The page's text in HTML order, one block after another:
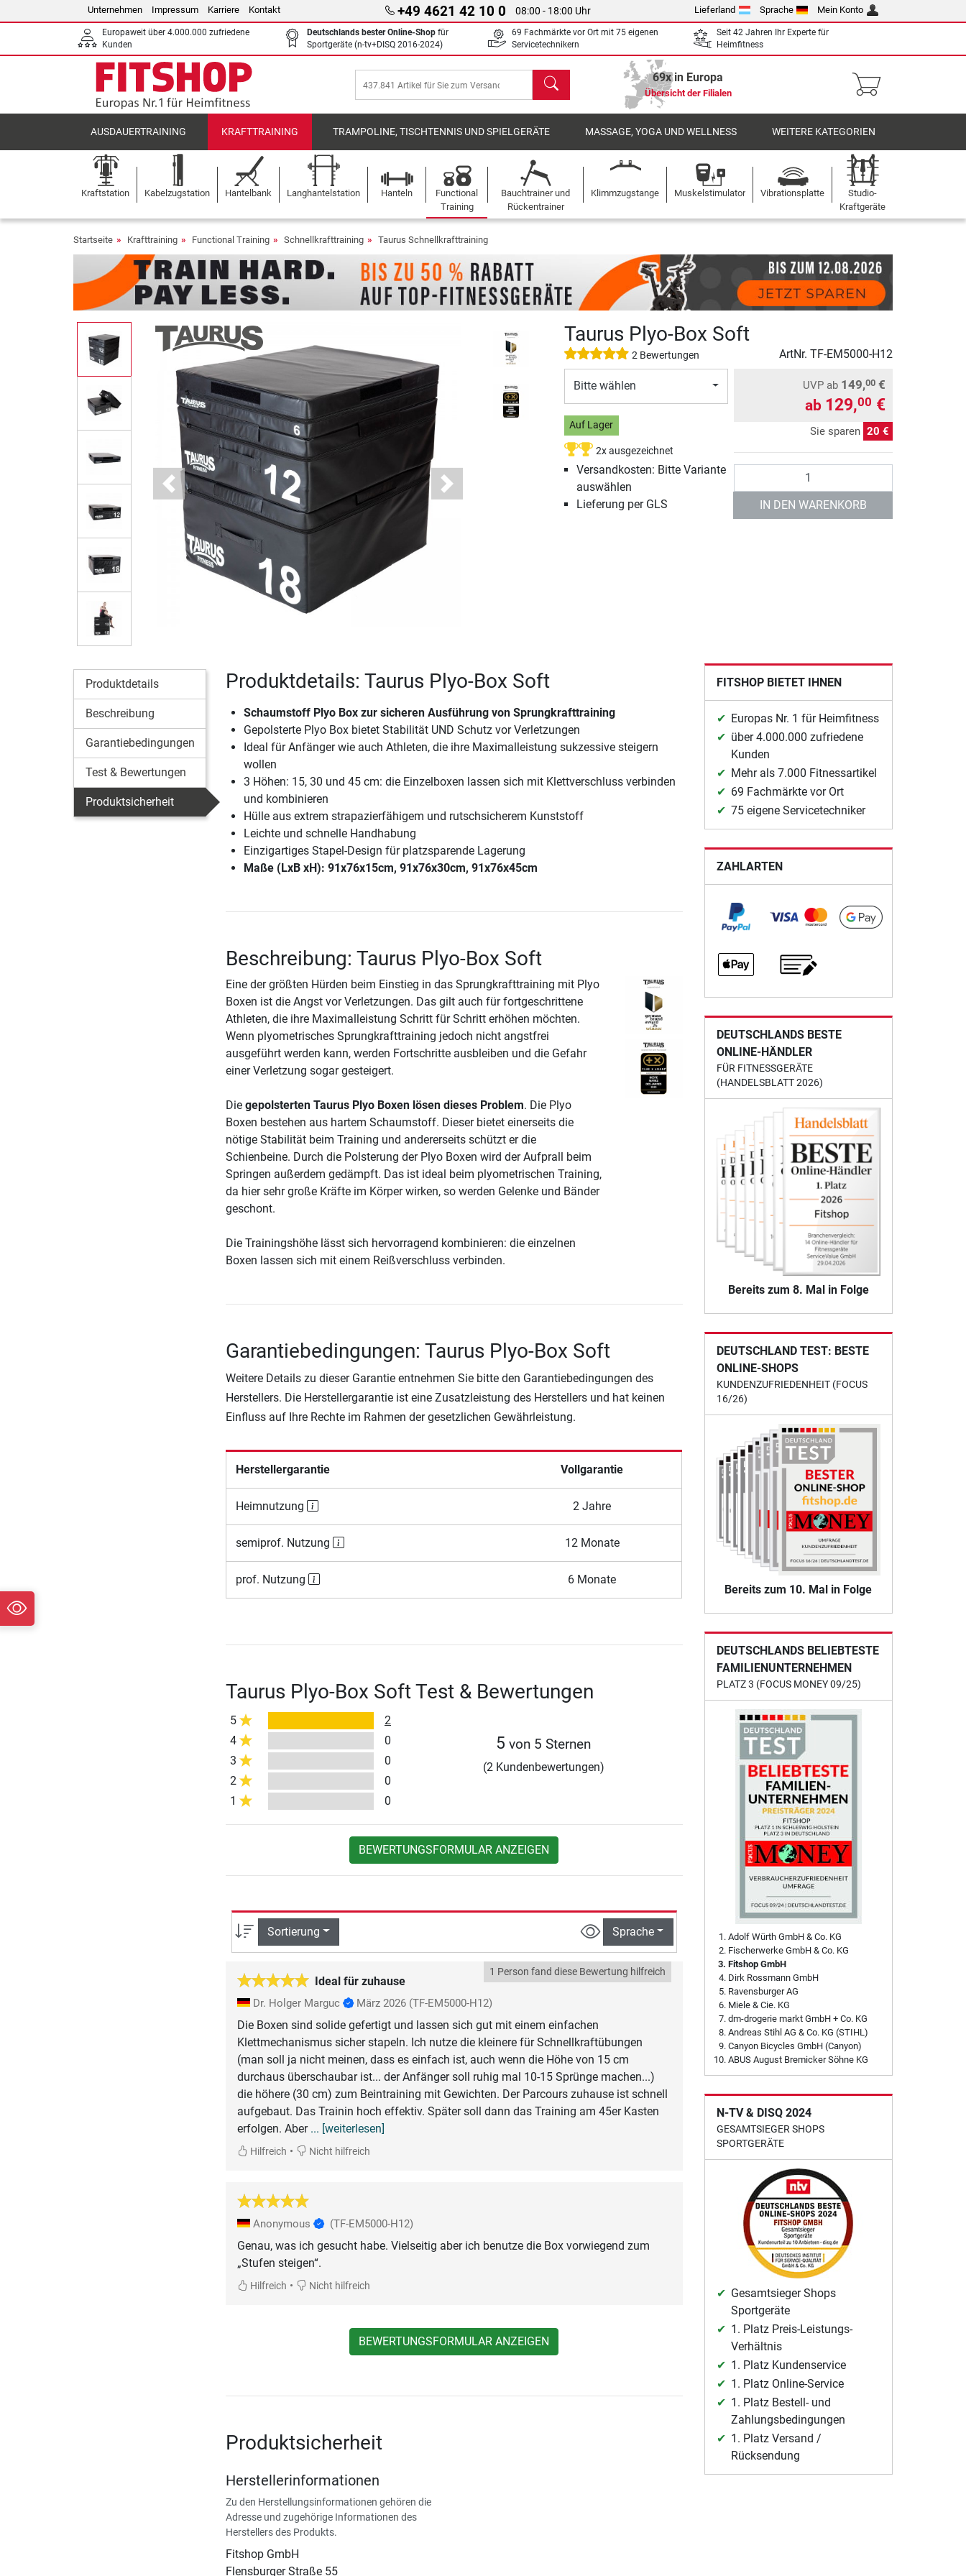
Unternehmen Impressum Karriere Kontakt +49 4621 42 10 0 08:00 - 18:00 Uhr Lieferland Sprache Mein Konto
Europaweit über 4.000.000 zufriedene
Kunden
Deutschlands bester Online-Shop für
Sportgeräte (n-tv+DISQ 2016-2024)
69 Fachmärkte vor Ort mit 75 eigenen
Servicetechnikern
Seit 42 Jahren Ihr Experte für
Heimfitness
Suchen 69x in Europa
Übersicht der Filialen
AUSDAUERTRAINING KRAFTTRAINING TRAMPOLINE, TISCHTENNIS UND SPIELGERÄTE MASSAGE, YOGA UND WELLNESS WEITERE KATEGORIEN
Kraftstation Kabelzugstation Hantelbank Langhantelstation Hanteln
Functional
Training
Bauchtrainer und
Rückentrainer
Klimmzugstange Muskelstimulator Vibrationsplatte
Studio-
Kraftgeräte
Startseite Krafttraining Functional Training Schnellkrafttraining Taurus Schnellkrafttraining
Previous Next
Taurus Plyo-Box Soft
2 Bewertungen ArtNr. TF-EM5000-H12
Bitte wählen
Auf Lager
2x ausgezeichnet
Versandkosten: Bitte Variante
auswählen
Lieferung per GLS
UVP ab 149,00 €
ab 129,00 €
Sie sparen 20 €
IN DEN WARENKORB
Produktdetails
Beschreibung
Garantiebedingungen
Test & Bewertungen
Produktsicherheit
Produktdetails: Taurus Plyo-Box Soft
Schaumstoff Plyo Box zur sicheren Ausführung von Sprungkrafttraining
Gepolsterte Plyo Box bietet Stabilität UND Schutz vor Verletzungen
Ideal für Anfänger wie auch Athleten, die ihre Maximalleistung sukzessive steigern
wollen
3 Höhen: 15, 30 und 45 cm: die Einzelboxen lassen sich mit Klettverschluss verbinden
und kombinieren
Hülle aus extrem strapazierfähigem und rutschsicherem Kunststoff
Leichte und schnelle Handhabung
Einzigartiges Stapel-Design für platzsparende Lagerung
Maße (LxB xH): 91x76x15cm, 91x76x30cm, 91x76x45cm
Beschreibung: Taurus Plyo-Box Soft
Eine der größten Hürden beim Einstieg in das Sprungkrafttraining mit Plyo
Boxen ist die Angst vor Verletzungen. Das gilt auch für fortgeschrittene
Athleten, die ihre Maximalleistung Schritt für Schritt erhöhen möchten.
Wenn plyometrisches Sprungkrafttraining jedoch nicht angstfrei
ausgeführt werden kann, werden Fortschritte ausbleiben und die Gefahr
einer Verletzung sogar gesteigert.
Die gepolsterten Taurus Plyo Boxen lösen dieses Problem. Die Plyo
Boxen bestehen aus hartem Schaumstoff. Dieser bietet einerseits die
nötige Stabilität beim Training und andererseits schützt er die
Schienbeine. Durch die Polsterung der Plyo Boxen wird der Aufprall beim
Springen außerdem gedämpft. Das ist ideal beim plyometrischen Training,
da hier sehr große Kräfte im Körper wirken, so werden Gelenke und Bänder
geschont.
Die Trainingshöhe lässt sich hervorragend kombinieren: die einzelnen
Boxen lassen sich mit einem Reißverschluss verbinden.
Garantiebedingungen: Taurus Plyo-Box Soft
Weitere Details zu dieser Garantie entnehmen Sie bitte den Garantiebedingungen des
Herstellers. Die Herstellergarantie ist eine Zusatzleistung des Herstellers und hat keinen
Einfluss auf Ihre Rechte im Rahmen der gesetzlichen Gewährleistung.
Herstellergarantie Vollgarantie
Heimnutzung 2 Jahre
semiprof. Nutzung 12 Monate
prof. Nutzung 6 Monate
Taurus Plyo-Box Soft Test & Bewertungen
5
2
4
0
3
0
2
0
1
0
5 von 5 Sternen
(2 Kundenbewertungen)
BEWERTUNGSFORMULAR ANZEIGEN
Sortierung Sprache
Ideal für zuhause
1 Person fand diese Bewertung hilfreich
Dr. Holger Marguc März 2026 (TF-EM5000-H12)
Die Boxen sind solide gefertigt und lassen sich gut mit einem einfachen
Klettmechanismus sicher stapeln. Ich nutze die kleinere für Schnellkraftübungen
(man soll ja nicht meinen, dass es einfach ist, auch wenn die Höhe von 15 cm
durchaus überschaubar ist... der Anfänger soll ruhig mal 10-15 Sprünge machen...)
die höhere (30 cm) zum Beintraining mit Gewichten. Der Parcours zuhause ist schnell
aufgebaut. Das Trainin hoch effektiv. Später soll dann das Training am 45er Kasten
erfolgen. Aber ... [weiterlesen]
Hilfreich • Nicht hilfreich
Anonymous (TF-EM5000-H12)
Genau, was ich gesucht habe. Vielseitig aber ich benutze die Box vorwiegend zum
„Stufen steigen“.
Hilfreich • Nicht hilfreich
BEWERTUNGSFORMULAR ANZEIGEN
Produktsicherheit
Herstellerinformationen
Zu den Herstellungsinformationen gehören die
Adresse und zugehörige Informationen des
Herstellers des Produkts.
Fitshop GmbH
Flensburger Straße 55
FITSHOP BIETET IHNEN
Europas Nr. 1 für Heimfitness
über 4.000.000 zufriedene
Kunden
Mehr als 7.000 Fitnessartikel
69 Fachmärkte vor Ort
75 eigene Servicetechniker
ZAHLARTEN
DEUTSCHLANDS BESTE
ONLINE-HÄNDLER
FÜR FITNESSGERÄTE
(HANDELSBLATT 2026)
Bereits zum 8. Mal in Folge
DEUTSCHLAND TEST: BESTE
ONLINE-SHOPS
KUNDENZUFRIEDENHEIT (FOCUS
16/26)
Bereits zum 10. Mal in Folge
DEUTSCHLANDS BELIEBTESTE
FAMILIENUNTERNEHMEN
PLATZ 3 (FOCUS MONEY 09/25)
Adolf Würth GmbH & Co. KG
Fischerwerke GmbH & Co. KG
Fitshop GmbH
Dirk Rossmann GmbH
Ravensburger AG
Miele & Cie. KG
dm-drogerie markt GmbH + Co. KG
Andreas Stihl AG & Co. KG (STIHL)
Canyon Bicycles GmbH (Canyon)
ABUS August Bremicker Söhne KG
N-TV & DISQ 2024
GESAMTSIEGER SHOPS
SPORTGERÄTE
Gesamtsieger Shops
Sportgeräte
1. Platz Preis-Leistungs-
Verhältnis
1. Platz Kundenservice
1. Platz Online-Service
1. Platz Bestell- und
Zahlungsbedingungen
1. Platz Versand /
Rücksendung